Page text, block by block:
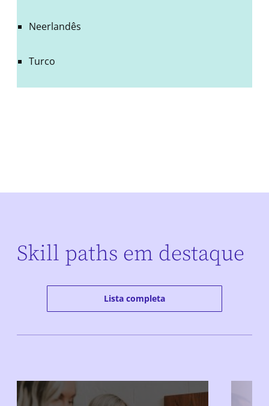
Neerlandês
Turco
Skill paths em destaque
Lista completa